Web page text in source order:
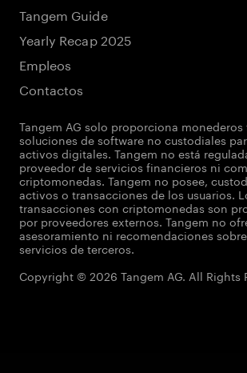
Tangem Guide
Yearly Recap 2025
Empleos
Contactos
Tangem AG solo proporciona
soluciones de software no custodiales
activos digitales. Tangem no está
proveedor de servicios financieros ni
criptomonedas. Tangem no posee,
activos o transacciones de los usuarios.
transacciones con criptomonedas son
por proveedores externos. Tangem no
asesoramiento ni recomendaciones
servicios de terceros.